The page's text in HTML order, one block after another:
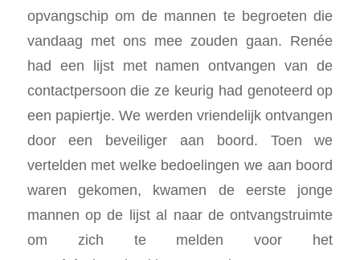
opvangschip om de mannen te begroeten die
vandaag met ons mee zouden gaan. Renée
had een lijst met namen ontvangen van de
contactpersoon die ze keurig had genoteerd op
een papiertje. We werden vriendelijk ontvangen
door een beveiliger aan boord. Toen we
vertelden met welke bedoelingen we aan boord
waren gekomen, kwamen de eerste jonge
mannen op de lijst al naar de ontvangstruimte
om zich te melden voor het